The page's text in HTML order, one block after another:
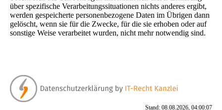
über spezifische Verarbeitungssituationen nichts anderes ergibt,
werden gespeicherte personenbezogene Daten im Übrigen dann
gelöscht, wenn sie für die Zwecke, für die sie erhoben oder auf
sonstige Weise verarbeitet wurden, nicht mehr notwendig sind.
Stand: 08.08.2026, 04:00:07